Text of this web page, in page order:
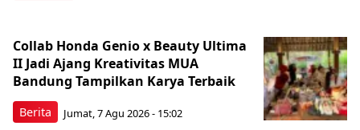
Berita
Collab Honda Genio x Beauty Ultima
II Jadi Ajang Kreativitas MUA
Bandung Tampilkan Karya Terbaik
Jumat, 7 Agu 2026 - 15:02